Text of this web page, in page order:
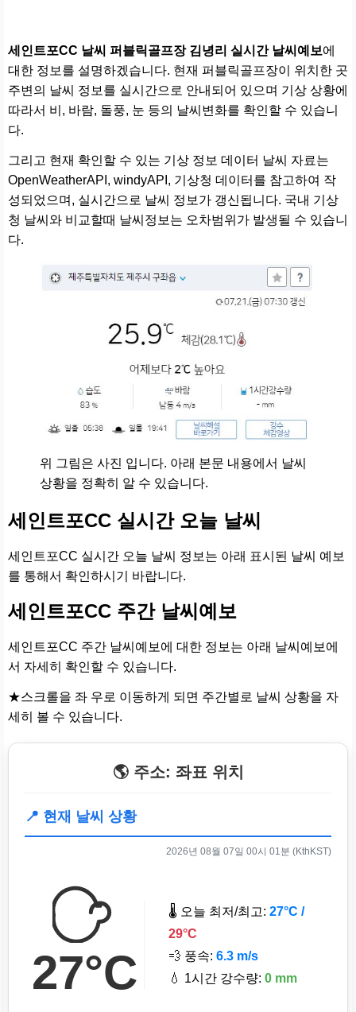
세인트포CC 날씨 퍼블릭골프장 김녕리 실시간 날씨예보에
대한 정보를 설명하겠습니다. 현재 퍼블릭골프장이 위치한 곳
주변의 날씨 정보를 실시간으로 안내되어 있으며 기상 상황에
따라서 비, 바람, 돌풍, 눈 등의 날씨변화를 확인할 수 있습니
다.
그리고 현재 확인할 수 있는 기상 정보 데이터 날씨 자료는
OpenWeatherAPI, windyAPI, 기상청 데이터를 참고하여 작
성되었으며, 실시간으로 날씨 정보가 갱신됩니다. 국내 기상
청 날씨와 비교할때 날씨정보는 오차범위가 발생될 수 있습니
다.
위 그림은 사진 입니다. 아래 본문 내용에서 날씨
상황을 정확히 알 수 있습니다.
세인트포CC 실시간 오늘 날씨
세인트포CC 실시간 오늘 날씨 정보는 아래 표시된 날씨 예보
를 통해서 확인하시기 바랍니다.
세인트포CC 주간 날씨예보
세인트포CC 주간 날씨예보에 대한 정보는 아래 날씨예보에
서 자세히 확인할 수 있습니다.
★스크롤을 좌 우로 이동하게 되면 주간별로 날씨 상황을 자
세히 볼 수 있습니다.
🌎 주소: 좌표 위치
📍 현재 날씨 상황
2026년 08월 07일 00시 01분 (KthKST)
27°C
🌡️ 오늘 최저/최고: 27°C /
29°C
💨 풍속: 6.3 m/s
💧 1시간 강수량: 0 mm